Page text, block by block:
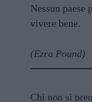
Nessun paese
vivere bene.
(Ezra Pound)
Chi non si